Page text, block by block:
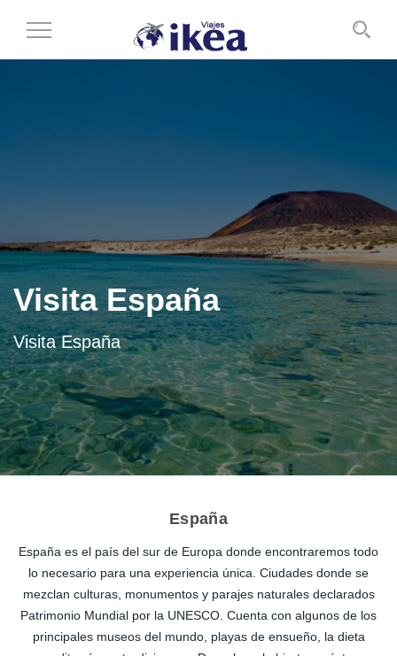
Cambiar
Visita España
Visita España
España
España es el país del sur de Europa donde encontraremos todo
lo necesario para una experiencia única. Ciudades donde se
mezclan culturas, monumentos y parajes naturales declarados
Patrimonio Mundial por la UNESCO. Cuenta con algunos de los
principales museos del mundo, playas de ensueño, la dieta